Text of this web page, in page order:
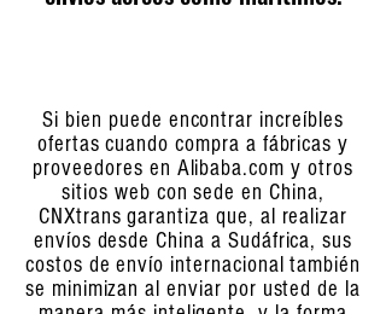
Si bien puede encontrar increíbles
ofertas cuando compra a fábricas y
proveedores en Alibaba.com y otros
sitios web con sede en China,
CNXtrans garantiza que, al realizar
envíos desde China a Sudáfrica, sus
costos de envío internacional también
se minimizan al enviar por usted de la